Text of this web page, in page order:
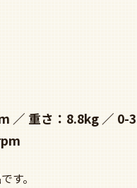
重さ：8.8kg
0-
す。